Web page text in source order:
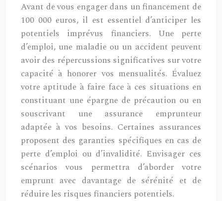
Avant de vous engager dans un financement de
100 000 euros, il est essentiel d’anticiper les
potentiels imprévus financiers. Une perte
d’emploi, une maladie ou un accident peuvent
avoir des répercussions significatives sur votre
capacité à honorer vos mensualités. Évaluez
votre aptitude à faire face à ces situations en
constituant une épargne de précaution ou en
souscrivant une assurance emprunteur
adaptée à vos besoins. Certaines assurances
proposent des garanties spécifiques en cas de
perte d’emploi ou d’invalidité. Envisager ces
scénarios vous permettra d’aborder votre
emprunt avec davantage de sérénité et de
réduire les risques financiers potentiels.